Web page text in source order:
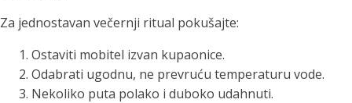
Za jednostavan večernji ritual pokušajte:
Ostaviti mobitel izvan kupaonice.
Odabrati ugodnu, ne prevruću temperaturu vode.
Nekoliko puta polako i duboko udahnuti.